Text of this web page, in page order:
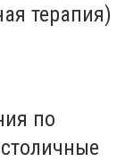
терапия)
по